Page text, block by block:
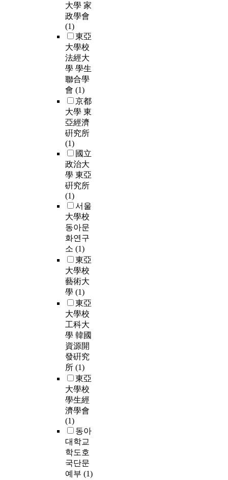
大學 家
政學會
(1)
東亞
大學校
法經大
學 學生
聯合學
會 (1)
京都
大學 東
亞經濟
硏究所
(1)
國立
政治大
學 東亞
硏究所
(1)
서울
大學校
동아문
화연구
소 (1)
東亞
大學校
藝術大
學 (1)
東亞
大學校
工科大
學 韓國
資源開
發硏究
所 (1)
東亞
大學校
學生經
濟學會
(1)
동아
대학교
학도호
국단문
예부 (1)